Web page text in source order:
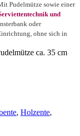
Pudelmütze sowie einer
und
oder
ohne sich in
ca. 35 cm
, Holzente,